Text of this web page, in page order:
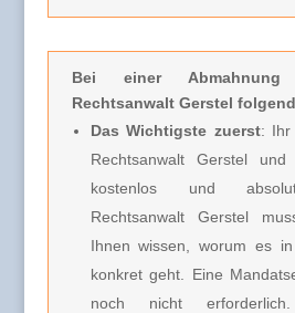
Bei einer
Rechtsanwalt Gerstel
Das Wichtigste zuerst: Ihr
Rechtsanwalt Gerstel
kostenlos und absolut
Rechtsanwalt Gerstel
Ihnen wissen, worum es
konkret geht. Eine
noch nicht